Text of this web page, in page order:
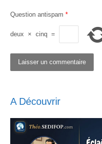
Question antispam *
deux × cinq =
A Découvrir